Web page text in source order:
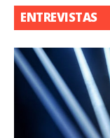
ENTREVISTAS